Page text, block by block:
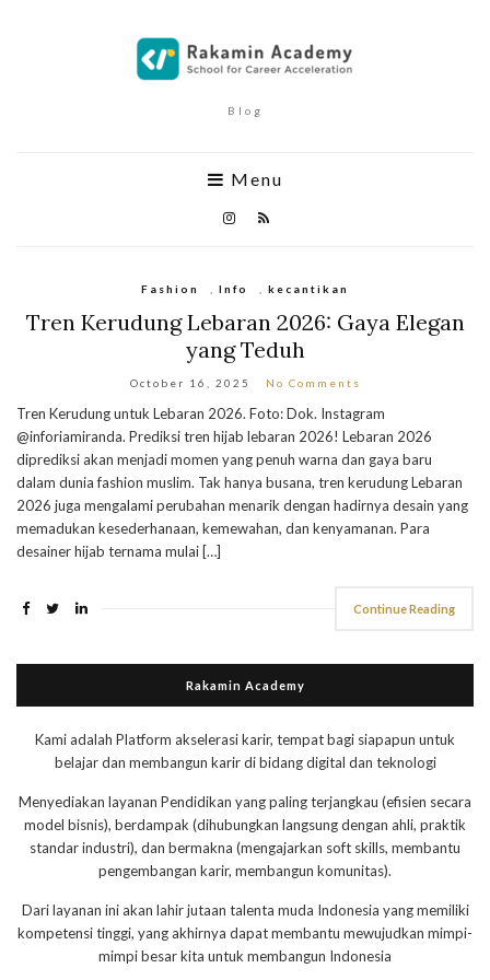
Blog
Menu
Fashion Info kecantikan
Tren Kerudung Lebaran 2026: Gaya Elegan
yang Teduh
October 16, 2025 No Comments
Tren Kerudung untuk Lebaran 2026. Foto: Dok. Instagram
@inforiamiranda. Prediksi tren hijab lebaran 2026! Lebaran 2026
diprediksi akan menjadi momen yang penuh warna dan gaya baru
dalam dunia fashion muslim. Tak hanya busana, tren kerudung Lebaran
2026 juga mengalami perubahan menarik dengan hadirnya desain yang
memadukan kesederhanaan, kemewahan, dan kenyamanan. Para
desainer hijab ternama mulai […]
Continue Reading
Rakamin Academy
Kami adalah Platform akselerasi karir, tempat bagi siapapun untuk
belajar dan membangun karir di bidang digital dan teknologi
Menyediakan layanan Pendidikan yang paling terjangkau (efisien secara
model bisnis), berdampak (dihubungkan langsung dengan ahli, praktik
standar industri), dan bermakna (mengajarkan soft skills, membantu
pengembangan karir, membangun komunitas).
Dari layanan ini akan lahir jutaan talenta muda Indonesia yang memiliki
kompetensi tinggi, yang akhirnya dapat membantu mewujudkan mimpi-
mimpi besar kita untuk membangun Indonesia